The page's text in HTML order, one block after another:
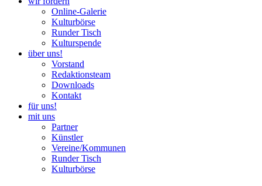
Online-Galerie
Kulturbörse
Runder Tisch
Kulturspende
über uns!
Vorstand
Redaktionsteam
Downloads
Kontakt
für uns!
mit uns
Partner
Künstler
Vereine/Kommunen
Runder Tisch
Kulturbörse